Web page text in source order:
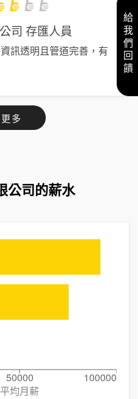
司 存匯人員
訊透明且管道完善，有
多
公司的薪水
50000
100000
平均月薪
給我們回饋